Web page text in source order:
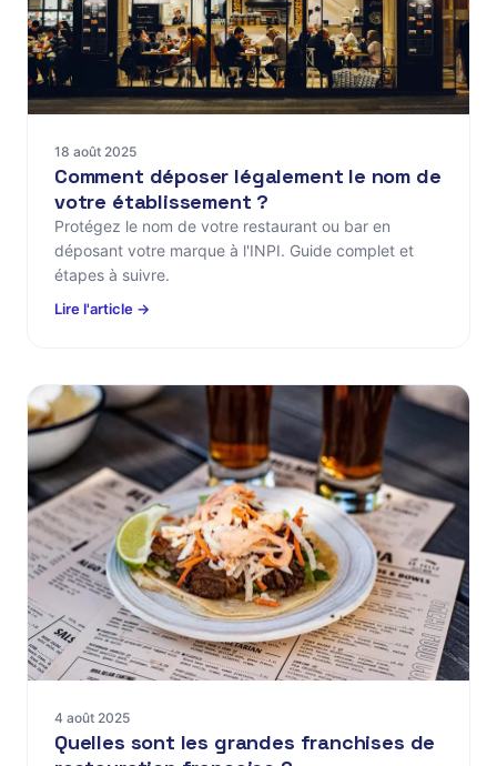
18 août 2025
Comment déposer légalement le nom de
votre établissement ?
Protégez le nom de votre restaurant ou bar en
déposant votre marque à l'INPI. Guide complet et
étapes à suivre.
Lire l'article →
4 août 2025
Quelles sont les grandes franchises de